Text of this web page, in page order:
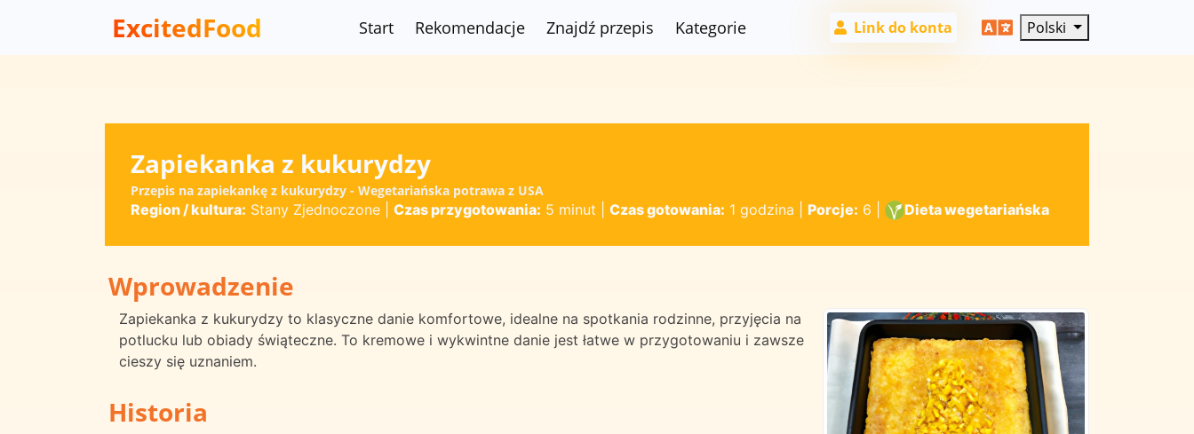
ExcitedFood Start Rekomendacje Znajdź przepis Kategorie Link do konta Polski
Zapiekanka z kukurydzy
Przepis na zapiekankę z kukurydzy - Wegetariańska potrawa z USA
Region / kultura: Stany Zjednoczone| Czas przygotowania: 5 minut Czas gotowania: 1 godzina Porcje: 6 Dieta wegetariańska
Wprowadzenie
Zapiekanka z kukurydzy to klasyczne danie komfortowe, idealne na spotkania rodzinne, przyjęcia na
potlucku lub obiady świąteczne. To kremowe i wykwintne danie jest łatwe w przygotowaniu i zawsze
cieszy się uznaniem.
Historia